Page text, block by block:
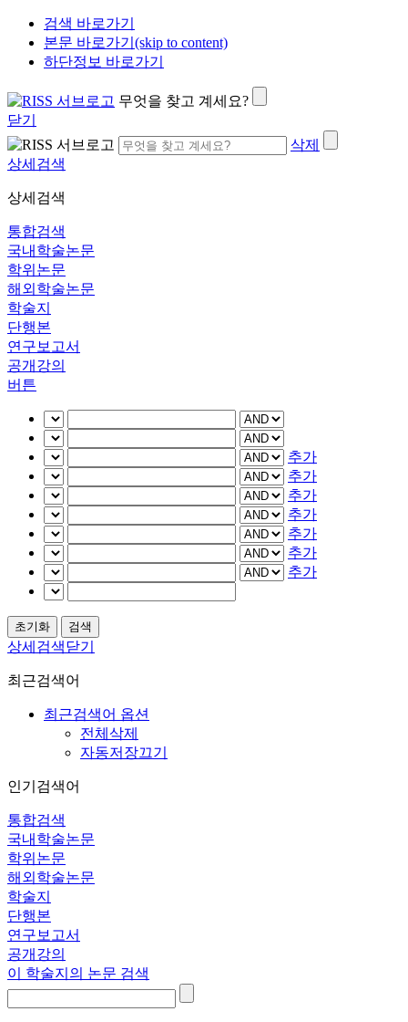
검색 바로가기
본문 바로가기(skip to content)
하단정보 바로가기
무엇을 찾고 계세요?
닫기
삭제
상세검색
상세검색
통합검색
국내학술논문
학위논문
해외학술논문
학술지
단행본
연구보고서
공개강의
버튼
추가
추가
추가
추가
추가
추가
추가
상세검색닫기
최근검색어
최근검색어 옵션
전체삭제
자동저장끄기
인기검색어
통합검색
국내학술논문
학위논문
해외학술논문
학술지
단행본
연구보고서
공개강의
이 학술지의 논문 검색